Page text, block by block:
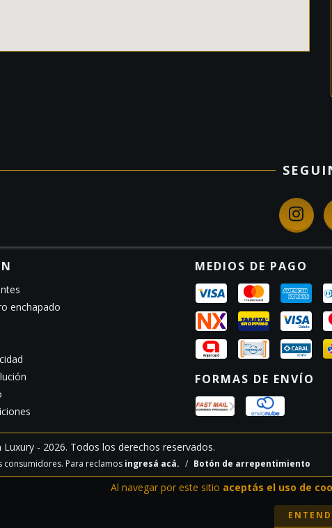
Al navegar por este sitio aceptás el uso de
enchapado
MEDIOS DE PAGO
FORMAS DE ENVÍO
Luxury - 2026. Todos los derechos reservados.
consumidores. Para reclamos ingresá acá. / Botón de arrepentimiento